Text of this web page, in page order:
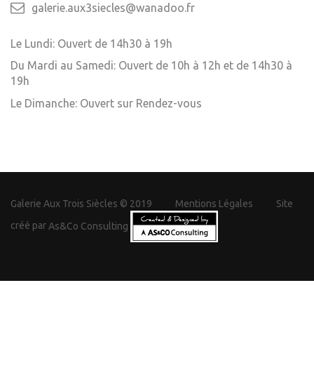
galerie.aux3siecles@wanadoo.fr
Le Lundi: Ouvert de 14h30 à 19h
Du Mardi au Samedi: Ouvert de 10h à 12h et de 14h30 à
19h
Le Dimanche: Ouvert sur Rendez-vous
Galerie Aux Trois Siècles © 2019 Mentions Légales
Site
créé par As&Co Consulting